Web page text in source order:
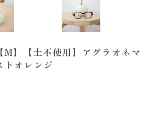
M】【土不使用】アグラオネマ
トオレンジ